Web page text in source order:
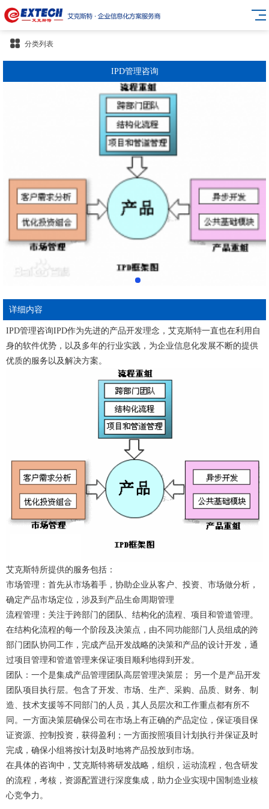
分类列表
IPD管理咨询
详细内容
IPD管理咨询IPD作为先进的产品开发理念，艾克斯特一直也在利用自
身的软件优势，以及多年的行业实践，为企业信息化发展不断的提供
优质的服务以及解决方案。
艾克斯特所提供的服务包括：
市场管理：首先从市场着手，协助企业从客户、投资、市场做分析，
确定产品市场定位，涉及到产品生命周期管理
流程管理：关注于跨部门的团队、结构化的流程、项目和管道管理。
在结构化流程的每一个阶段及决策点，由不同功能部门人员组成的跨
部门团队协同工作，完成产品开发战略的决策和产品的设计开发，通
过项目管理和管道管理来保证项目顺利地得到开发。
团队：一个是集成产品管理团队高层管理决策层； 另一个是产品开发
团队项目执行层。包含了开发、市场、生产、采购、品质、财务、制
造、技术支援等不同部门的人员，其人员层次和工作重点都有所不
同。一方面决策层确保公司在市场上有正确的产品定位，保证项目保
证资源、控制投资，获得盈利；一方面按照项目计划执行并保证及时
完成，确保小组将按计划及时地将产品投放到市场。
在具体的咨询中，艾克斯特将研发战略，组织，运动流程，包含研发
的流程，考核，资源配置进行深度集成，助力企业实现中国制造业核
心竞争力。